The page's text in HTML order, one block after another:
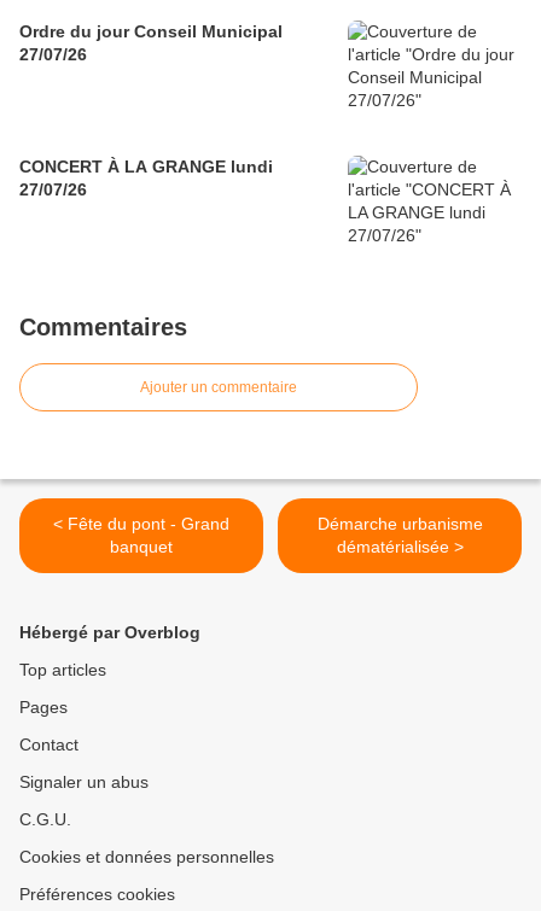
Ordre du jour Conseil Municipal
27/07/26
CONCERT À LA GRANGE lundi
27/07/26
Commentaires
Ajouter un commentaire
< Fête du pont - Grand
banquet
Démarche urbanisme
dématérialisée >
Hébergé par Overblog
Top articles
Pages
Contact
Signaler un abus
C.G.U.
Cookies et données personnelles
Préférences cookies